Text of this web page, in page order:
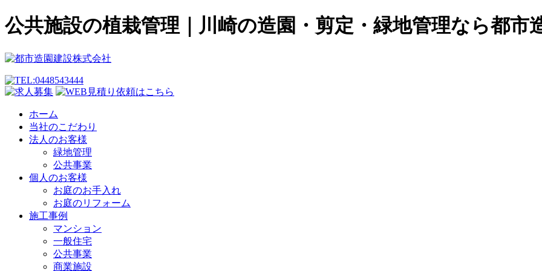
公共施設の植栽管理｜川崎の造園・剪定・緑地管理なら都市
ホーム
当社のこだわり
法人のお客様
緑地管理
公共事業
個人のお客様
お庭のお手入れ
お庭のリフォーム
施工事例
マンション
一般住宅
公共事業
商業施設